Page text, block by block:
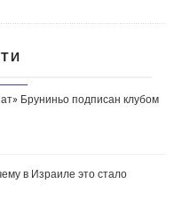
Бруниньо подписан клубом
в Израиле это стало